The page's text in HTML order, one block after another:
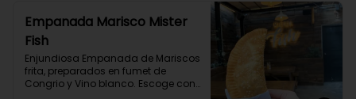
Empanada Marisco Mister
Fish
Enjundiosa Empanada de Mariscos
frita, preparados en fumet de
Congrio y Vino blanco. Escoge con